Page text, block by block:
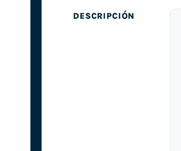
DESCRIPCIÓN